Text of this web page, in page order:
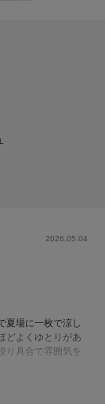
2026.05.04
夏場に一枚で涼し
どよくゆとりがあ
り具合で雰囲気を